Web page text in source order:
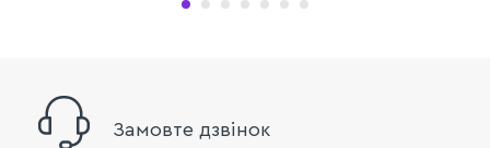
Замовте дзвінок